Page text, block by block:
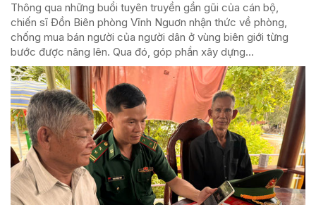
Thông qua những buổi tuyên truyền gần gũi của cán bộ,
chiến sĩ Đồn Biên phòng Vĩnh Nguơn nhận thức về phòng,
chống mua bán người của người dân ở vùng biên giới từng
bước được nâng lên. Qua đó, góp phần xây dựng...